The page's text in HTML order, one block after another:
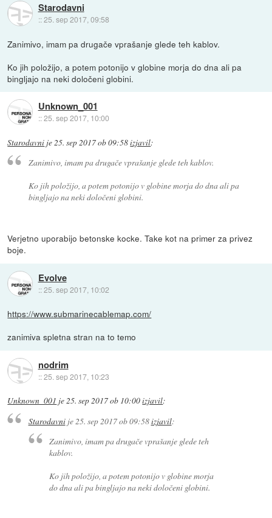
Starodavni
::25. sep 2017, 09:58
Zanimivo, imam pa drugače vprašanje glede teh kablov.
Ko jih položijo, a potem potonijo v globine morja do dna ali pa
bingljajo na neki določeni globini.
Unknown_001
::25. sep 2017, 10:00
Starodavni je25. sep 2017 ob 09:58izjavil:
Zanimivo, imam pa drugače vprašanje glede teh kablov.
Ko jih položijo, a potem potonijo v globine morja do dna ali pa
bingljajo na neki določeni globini.
Verjetno uporabijo betonske kocke. Take kot na primer za privez
boje.
Evolve
::25. sep 2017, 10:02
https://www.submarinecablemap.com/
zanimiva spletna stran na to temo
nodrim
::25. sep 2017, 10:23
Unknown_001 je25. sep 2017 ob 10:00izjavil:
Starodavnije25. sep 2017 ob 09:58izjavil:
Zanimivo, imam pa drugače vprašanje glede teh
kablov.
Ko jih položijo, a potem potonijo v globine morja
do dna ali pa bingljajo na neki določeni globini.